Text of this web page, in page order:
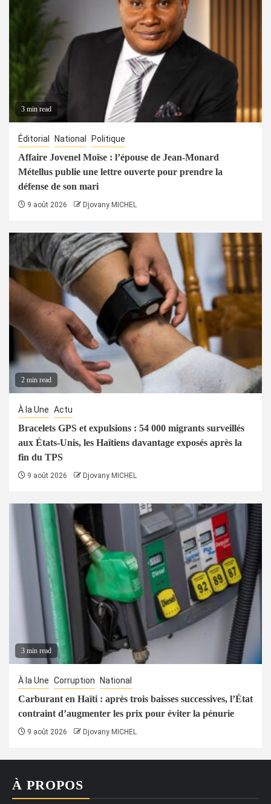
3 min read
Éditorial National Politique
Affaire Jovenel Moïse : l’épouse de Jean-Monard
Métellus publie une lettre ouverte pour prendre la
défense de son mari
9 août 2026 Djovany MICHEL
2 min read
À la Une Actu
Bracelets GPS et expulsions : 54 000 migrants surveillés
aux États-Unis, les Haïtiens davantage exposés après la
fin du TPS
9 août 2026 Djovany MICHEL
3 min read
À la Une Corruption National
Carburant en Haïti : après trois baisses successives, l’État
contraint d’augmenter les prix pour éviter la pénurie
9 août 2026 Djovany MICHEL
À PROPOS